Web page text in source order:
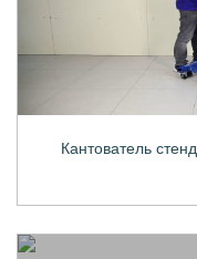
Кантователь